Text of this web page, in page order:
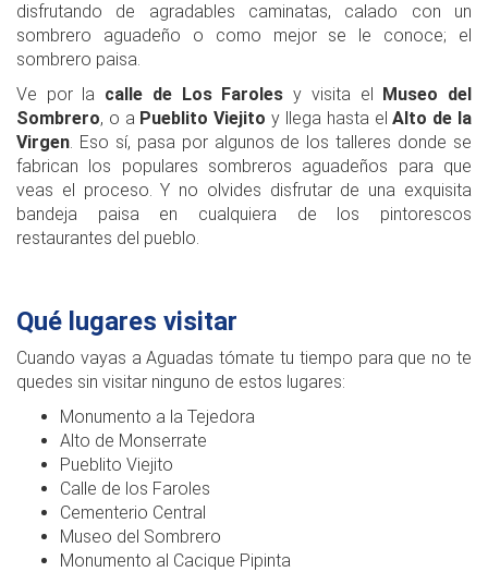
disfrutando de agradables caminatas, calado con un
sombrero aguadeño o como mejor se le conoce; el
sombrero paisa.
Ve por la calle de Los Faroles y visita el Museo del
Sombrero, o a Pueblito Viejito y llega hasta elAlto de la
Virgen. Eso sí, pasa por algunos de los talleres donde se
fabrican los populares sombreros aguadeños para que
veas el proceso. Y no olvides disfrutar de una exquisita
bandeja paisa en cualquiera de los pintorescos
restaurantes del pueblo.
Qué lugares visitar
Cuando vayas a Aguadas tómate tu tiempo para que no te
quedes sin visitar ninguno de estos lugares:
Monumento a la Tejedora
Alto de Monserrate
Pueblito Viejito
Calle de los Faroles
Cementerio Central
Museo del Sombrero
Monumento al Cacique Pipinta